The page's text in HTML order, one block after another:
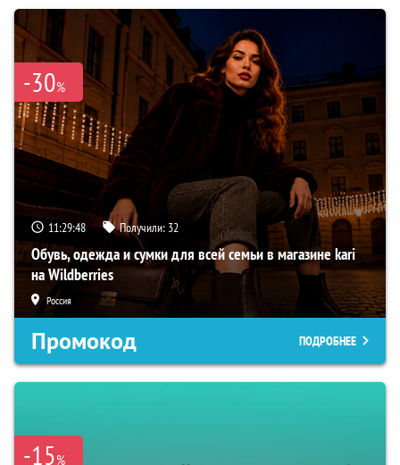
-30%
11:29:48 Получили: 32
Обувь, одежда и сумки для всей семьи в магазине kari
на Wildberries
Россия
Промокод ПОДРОБНЕЕ
-15%